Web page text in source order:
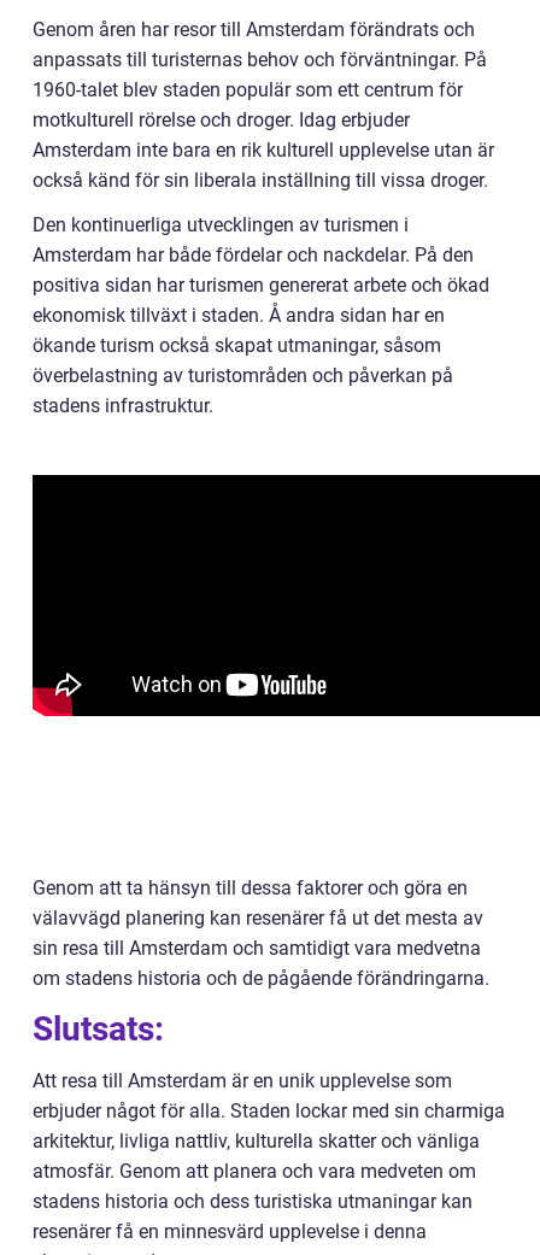
Genom åren har resor till Amsterdam förändrats och
anpassats till turisternas behov och förväntningar. På
1960-talet blev staden populär som ett centrum för
motkulturell rörelse och droger. Idag erbjuder
Amsterdam inte bara en rik kulturell upplevelse utan är
också känd för sin liberala inställning till vissa droger.
Den kontinuerliga utvecklingen av turismen i
Amsterdam har både fördelar och nackdelar. På den
positiva sidan har turismen genererat arbete och ökad
ekonomisk tillväxt i staden. Å andra sidan har en
ökande turism också skapat utmaningar, såsom
överbelastning av turistområden och påverkan på
stadens infrastruktur.
Genom att ta hänsyn till dessa faktorer och göra en
välavvägd planering kan resenärer få ut det mesta av
sin resa till Amsterdam och samtidigt vara medvetna
om stadens historia och de pågående förändringarna.
Slutsats:
Att resa till Amsterdam är en unik upplevelse som
erbjuder något för alla. Staden lockar med sin charmiga
arkitektur, livliga nattliv, kulturella skatter och vänliga
atmosfär. Genom att planera och vara medveten om
stadens historia och dess turistiska utmaningar kan
resenärer få en minnesvärd upplevelse i denna